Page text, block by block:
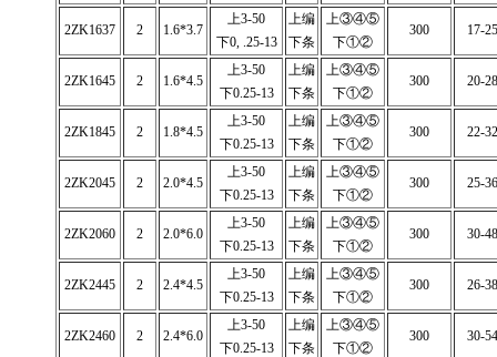
2ZK1637 2 1.6*3.7
上3-50
下0, .25-13
上编
下条
上③④⑤
下①②
300 17-
2ZK1645 2 1.6*4.5
上3-50
下0.25-13
上编
下条
上③④⑤
下①②
300 20-
2ZK1845 2 1.8*4.5
上3-50
下0.25-13
上编
下条
上③④⑤
下①②
300 22-
2ZK2045 2 2.0*4.5
上3-50
下0.25-13
上编
下条
上③④⑤
下①②
300 25-
2ZK2060 2 2.0*6.0
上3-50
下0.25-13
上编
下条
上③④⑤
下①②
300 30-
2ZK2445 2 2.4*4.5
上3-50
下0.25-13
上编
下条
上③④⑤
下①②
300 26-
2ZK2460 2 2.4*6.0
上3-50
下0.25-13
上编
下条
上③④⑤
下①②
300 30-